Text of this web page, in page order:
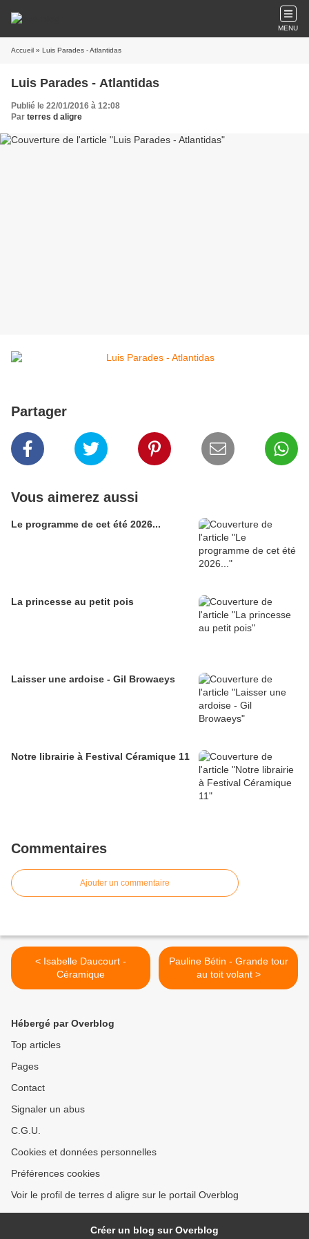
MENU
Accueil » Luis Parades - Atlantidas
Luis Parades - Atlantidas
Publié le 22/01/2016 à 12:08
Par terres d aligre
Partager
Vous aimerez aussi
Le programme de cet été 2026...
La princesse au petit pois
Laisser une ardoise - Gil Browaeys
Notre librairie à Festival Céramique 11
Commentaires
Ajouter un commentaire
< Isabelle Daucourt -
Céramique
Pauline Bétin - Grande tour
au toit volant >
Hébergé par Overblog
Top articles
Pages
Contact
Signaler un abus
C.G.U.
Cookies et données personnelles
Préférences cookies
Voir le profil de terres d aligre sur le portail Overblog
Créer un blog sur Overblog